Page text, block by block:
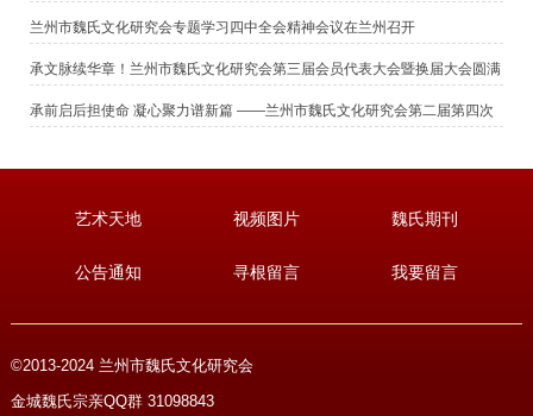
事（扩大）会议暨新春团拜会圆满举行
兰州市魏氏文化研究会专题学习四中全会精神会议在兰州召开
承文脉续华章！兰州市魏氏文化研究会第三届会员代表大会暨换届大会圆满
召开
承前启后担使命 凝心聚力谱新篇 ——兰州市魏氏文化研究会第二届第四次
艺术天地 视频图片 魏氏期刊
公告通知 寻根留言 我要留言
©2013-2024 兰州市魏氏文化研究会
金城魏氏宗亲QQ群 31098843